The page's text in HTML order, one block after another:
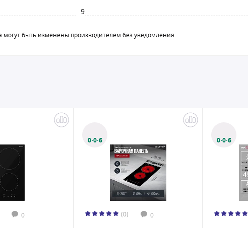
9
могут быть изменены производителем без уведомления.
0
0·0·6
(0) 0
0·0·6